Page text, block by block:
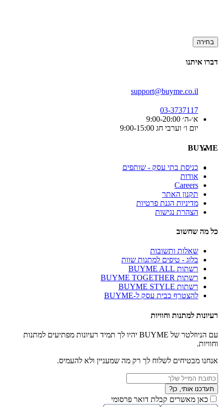
בחירה
דברו איתנו
support@buyme.co.il
03-3737117
א׳-ה׳ 9:00-20:00
יום ו׳ וערבי חג 9:00-15:00
BUYME
כניסת בתי עסק - שותפים
אודות
Careers
תקנון האתר
מדיניות הגנת פרטיות
הצהרת נגישות
כל מה שחשוב
שאלות ותשובות
בלוג - טיפים למתנות שוות
רשתות BUYME ALL
רשתות BUYME TOGETHER
רשתות BUYME STYLE
להצטרף כבית עסק ל-BUYME
רעיונות למתנות וחוויות
עם הניוזלטר של BUYME יהיו לך תמיד רעיונות מפתיעים למתנות
וחוויות.
אנחנו מבטיחים לשלוח לך רק מה שמעניין ולא להעמיס.
תעדכנו אותי, כן?
כאן מאשרים קבלת דואר פרסומי